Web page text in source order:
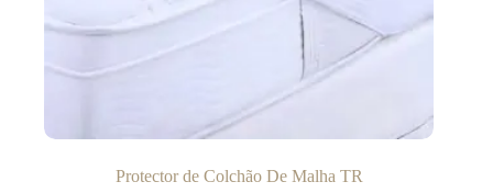
Protector de Colchão De Malha TR